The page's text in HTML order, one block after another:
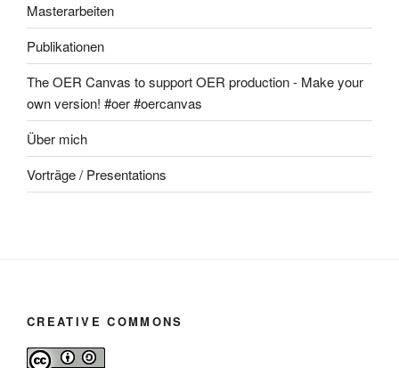
Masterarbeiten
Publikationen
The OER Canvas to support OER production - Make your
own version! #oer #oercanvas
Über mich
Vorträge / Presentations
CREATIVE COMMONS